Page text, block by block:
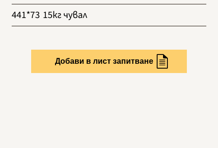
441*73 15кг чувал
Добави в лист запитване